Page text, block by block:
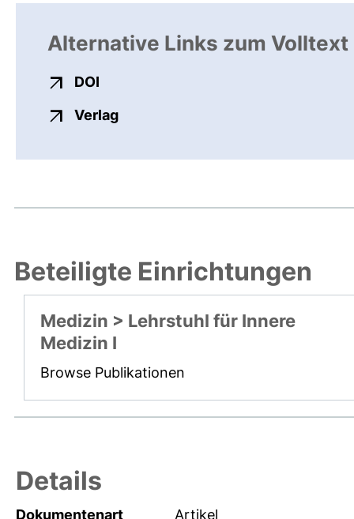
Alternative Links zum Volltext
DOI
Verlagexterner Link, öffnet neues
Beteiligte Einrichtungen
Medizin > Lehrstuhl für Innere
Medizin I
Browse Publikationen
Details
Dokumentenart
Artikel